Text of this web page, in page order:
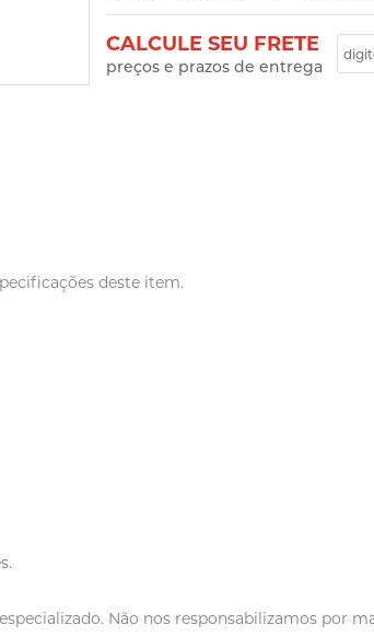
CALCULE SEU FRETE
preços e prazos de entrega
deste item.
Não nos responsabilizamos por